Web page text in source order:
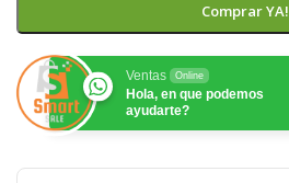
Comprar YA!
Ventas Online
Hola, en que podemos
ayudarte?